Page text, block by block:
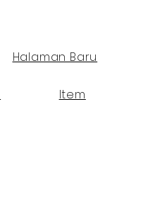
Halaman Baru
Item